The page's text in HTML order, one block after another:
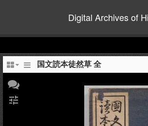
Digital Archives of
国文読本徒然草 全
tune